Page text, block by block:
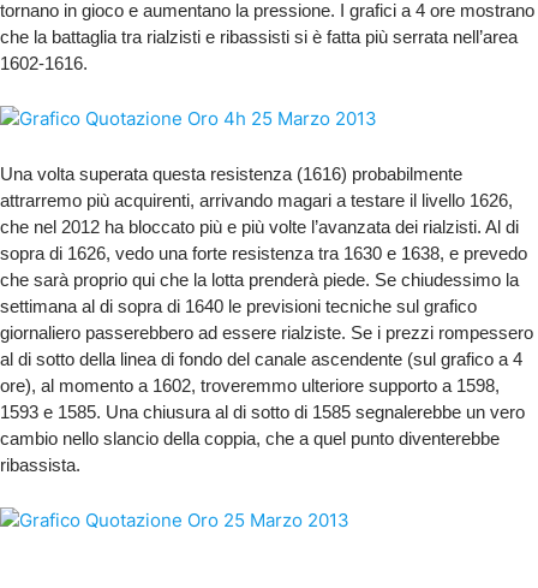
tornano in gioco e aumentano la pressione. I grafici a 4 ore mostrano
che la battaglia tra rialzisti e ribassisti si è fatta più serrata nell’area
1602-1616.
Una volta superata questa resistenza (1616) probabilmente
attrarremo più acquirenti, arrivando magari a testare il livello 1626,
che nel 2012 ha bloccato più e più volte l’avanzata dei rialzisti. Al di
sopra di 1626, vedo una forte resistenza tra 1630 e 1638, e prevedo
che sarà proprio qui che la lotta prenderà piede. Se chiudessimo la
settimana al di sopra di 1640 le previsioni tecniche sul grafico
giornaliero passerebbero ad essere rialziste. Se i prezzi rompessero
al di sotto della linea di fondo del canale ascendente (sul grafico a 4
ore), al momento a 1602, troveremmo ulteriore supporto a 1598,
1593 e 1585. Una chiusura al di sotto di 1585 segnalerebbe un vero
cambio nello slancio della coppia, che a quel punto diventerebbe
ribassista.